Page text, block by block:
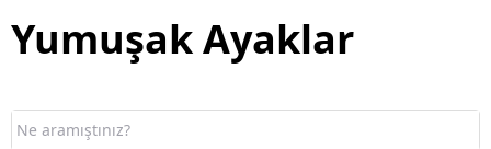
Yumuşak Ayaklar